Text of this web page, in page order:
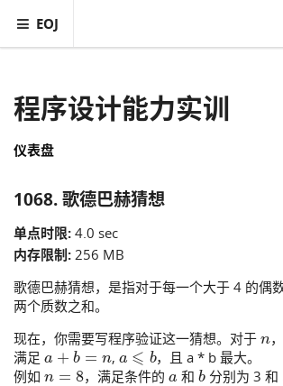
EOJ
程序设计能力实训
仪表盘
1068. 歌德巴赫猜想
单点时限: 4.0 sec
内存限制: 256 MB
歌德巴赫猜想，是指对于每一个大于 4 的偶
两个质数之和。
现在，你需要写程序验证这一猜想。对于
满足 a +b=n , a⩽b ，且 a * b 最大。
例如 n =8 ，满足条件的a和 b分别为 3 和